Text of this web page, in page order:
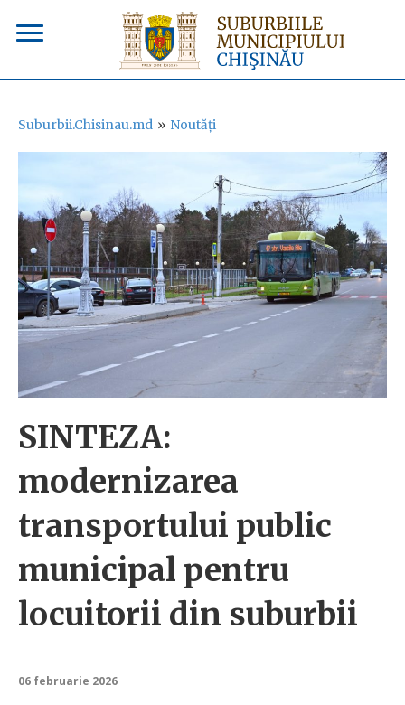
Suburbii.Chisinau.md » Noutăți
SINTEZA:
modernizarea
transportului public
municipal pentru
locuitorii din suburbii
06 februarie 2026